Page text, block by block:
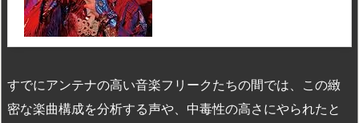
すでにアンテナの高い音楽フリークたちの間では、この緻
密な楽曲構成を分析する声や、中毒性の高さにやられたと